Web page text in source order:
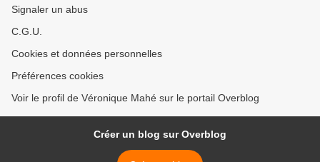
Signaler un abus
C.G.U.
Cookies et données personnelles
Préférences cookies
Voir le profil de Véronique Mahé sur le portail Overblog
Créer un blog sur Overblog